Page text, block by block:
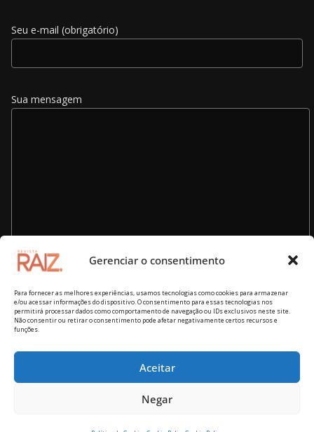
Gerenciar o consentimento
Para fornecer as melhores experiências, usamos tecnologias como cookies para armazenar
e/ou acessar informações do dispositivo. O consentimento para essas tecnologias nos
permitirá processar dados como comportamento de navegação ou IDs exclusivos neste site.
Não consentir ou retirar o consentimento pode afetar negativamente certos recursos e
funções.
Aceitar
Negar
Seu e-mail (obrigatório)
Sua mensagem
direitos reservados.